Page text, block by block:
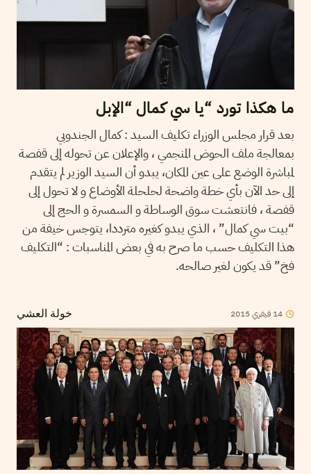
ما هكذا تورد “يا سي كمال “الإبل
بعد قرار مجلس الوزراء تكليف السيد : كمال الجندوبي
بمعالجة ملف الحوض المنجمي ، والإعلان عن تحوله إلى قفصة
لمباشرة الوضع على عين المكان، يبدو أن السيد الوزير لم يتقدم
إلى حد الآن بأي خطة واضحة لحلحلة الأوضاع و لا تحول إلى
قفصة ، فانتعشت سوق الوساطة و السمسرة و الحج إلى
“بيت سي كمال” ، الذي يبدو كغيره مترددا، يتوجس خيفة من
هذا التكليف حسب ما صرح به في بعض المناسبات : “التكليف
فخ” قد يكون لغير صالحه.
خولة العشي 14 فيفري 2015